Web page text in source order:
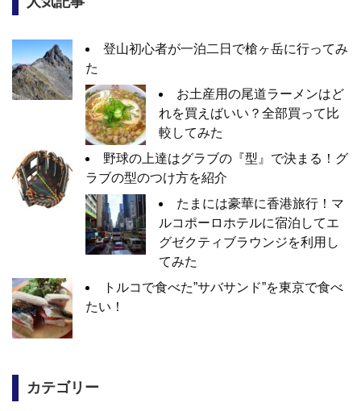
登山初心者が一泊二日で槍ヶ岳に行ってみ
た
お土産用の尾道ラーメンはど
れを買えばいい？全部買って比
較してみた
野球の上達はグラブの『型』で決まる！グ
ラブの型のつけ方を紹介
たまには豪華に香港旅行！マ
ルコポーロホテルに宿泊してエ
グゼクティブラウンジを利用し
てみた
トルコで食べた”サバサンド”を東京で食べ
たい！
カテゴリー